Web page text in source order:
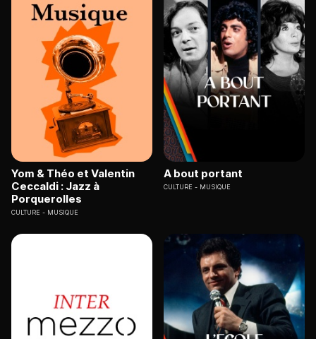
Yom & Théo et Valentin
Ceccaldi : Jazz à
Porquerolles
CULTURE MUSIQUE
A bout portant
CULTURE MUSIQUE